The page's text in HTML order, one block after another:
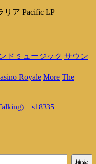
ア Pacific LP
ドミュージック サウン
Royale More The
– s18335
検索